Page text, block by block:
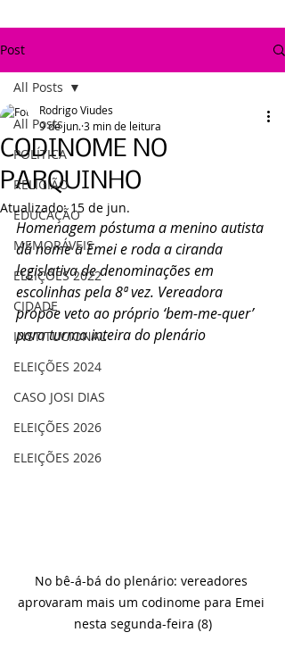
Post
All Posts
POLÍTICA
RELIGIÃO
EDUCAÇÃO
MEMORÁVEIS
ELEIÇÕES 2022
CIDADE
INSTITUCIONAL
ELEIÇÕES 2024
CASO JOSI DIAS
ELEIÇÕES 2026
ELEIÇÕES 2026
All Posts
CODINOME NO
PARQUINHO
Rodrigo Viudes
9 de jun.3 min de leitura
Atualizado:15 de jun.
Homenagem póstuma a menino autista
dá nome a Emei e roda a ciranda
legislativa de denominações em
escolinhas pela 8ª vez. Vereadora
propõe veto ao próprio ‘bem-me-quer’
para turma inteira do plenário
No bê-á-bá do plenário: vereadores
aprovaram mais um codinome para Emei
nesta segunda-feira (8)